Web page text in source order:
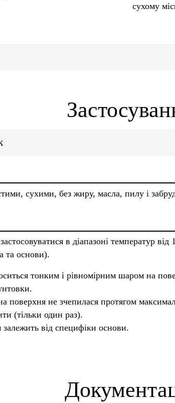
сухому
сухими, без жиру, масла, пилу і
в діапазоні температур
та основи).
тонким і рівномірним шаром на
поверхня не зчепилася протягом
(тільки один раз).
залежить від специфіки основи.